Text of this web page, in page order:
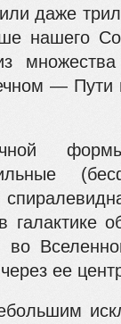
даже
нашего
— Пути
галактике
ее